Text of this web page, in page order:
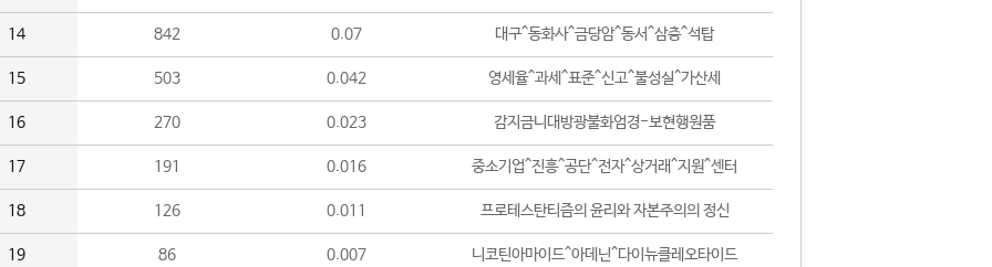
14 842 0.07 대구^동화사^금당암^동서^삼층^석탑
15 503 0.042 영세율^과세^표준^신고^불성실^가산세
16 270 0.023 감지금니대방광불화엄경-보현행원품
17 191 0.016 중소기업^진흥^공단^전자^상거래^지원^센터
18 126 0.011 프로테스탄티즘의 윤리와 자본주의의 정신
19 86 0.007 니코틴아마이드^아데닌^다이뉴클레오타이드